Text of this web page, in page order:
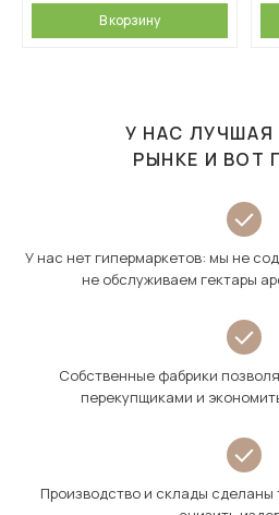
В корзину
У НАС ЛУЧШАЯ
РЫНКЕ И ВОТ
У нас нет гипермаркетов: мы не
не обслуживаем гектары
Собственные фабрики
перекупщиками и
Производство и склады